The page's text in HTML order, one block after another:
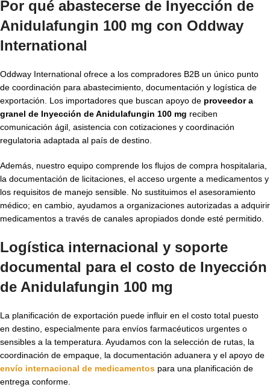
Por qué abastecerse de Inyección de
Anidulafungin 100 mg con Oddway
International
Oddway International ofrece a los compradores B2B un único punto
de coordinación para abastecimiento, documentación y logística de
exportación. Los importadores que buscan apoyo de proveedor a
granel de Inyección de Anidulafungin 100 mg reciben
comunicación ágil, asistencia con cotizaciones y coordinación
regulatoria adaptada al país de destino.
Además, nuestro equipo comprende los flujos de compra hospitalaria,
la documentación de licitaciones, el acceso urgente a medicamentos y
los requisitos de manejo sensible. No sustituimos el asesoramiento
médico; en cambio, ayudamos a organizaciones autorizadas a adquirir
medicamentos a través de canales apropiados donde esté permitido.
Logística internacional y soporte
documental para el costo de Inyección
de Anidulafungin 100 mg
La planificación de exportación puede influir en el costo total puesto
en destino, especialmente para envíos farmacéuticos urgentes o
sensibles a la temperatura. Ayudamos con la selección de rutas, la
coordinación de empaque, la documentación aduanera y el apoyo de
envío internacional de medicamentos para una planificación de
entrega conforme.